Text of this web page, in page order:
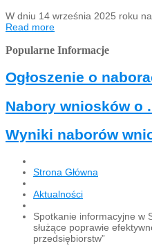
W dniu 14 września 2025 roku na
Read more
Popularne Informacje
Ogłoszenie o
Nabory wniosków o
Wyniki naborów
Strona Główna
Aktualności
Spotkanie informacyjne w
służące poprawie
przedsiębiorstw”